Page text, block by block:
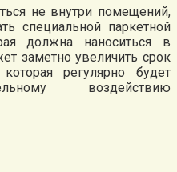
не внутри помещений,
специальной паркетной
должна наноситься в
заметно увеличить срок
регулярно будет
воздействию